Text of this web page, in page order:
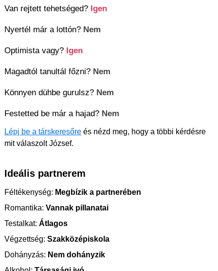
Van rejtett tehetséged? Igen
Nyertél már a lottón? Nem
Optimista vagy? Igen
Magadtól tanultál főzni? Nem
Könnyen dühbe gurulsz? Nem
Festetted be már a hajad? Nem
Lépj be a társkeresőre és nézd meg, hogy a többi kérdésre
mit válaszolt József.
Ideális partnerem
Féltékenység: Megbízik a partnerében
Romantika: Vannak pillanatai
Testalkat: Átlagos
Végzettség: Szakközépiskola
Dohányzás: Nem dohányzik